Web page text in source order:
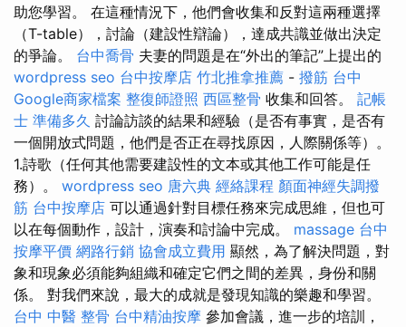
助您學習。 在這種情況下，他們會收集和反對這兩種選擇
（T-table），討論（建設性辯論），達成共識並做出決定
的爭論。 台中喬骨 夫妻的問題是在“外出的筆記”上提出的
wordpress seo 台中按摩店 竹北推拿推薦 - 撥筋 台中
Google商家檔案 整復師證照 西區整骨 收集和回答。 記帳
士 準備多久 討論訪談的結果和經驗（是否有事實，是否有
一個開放式問題，他們是否正在尋找原因，人際關係等）。
1.詩歌（任何其他需要建設性的文本或其他工作可能是任
務）。 wordpress seo 唐六典 經絡課程 顏面神經失調撥
筋 台中按摩店 可以通過針對目標任務來完成思維，但也可
以在每個動作，設計，演奏和討論中完成。 massage 台中
按摩平價 網路行銷 協會成立費用 顯然，為了解決問題，對
象和現象必須能夠組織和確定它們之間的差異，身份和關
係。 對我們來說，最大的成就是發現知識的樂趣和學習。
台中 中醫 整骨 台中精油按摩 參加會議，進一步的培訓，